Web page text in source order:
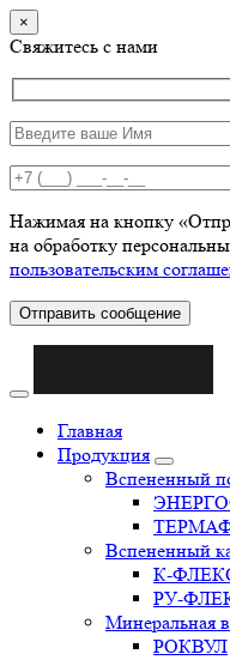
×
Свяжитесь с нами
Нажимая на кнопку
на обработку
пользовательским
Отправить сообщение
Главная
Продукция
Вспененный
Вспененный
К-
РУ-
Минеральная
РОКВУЛ